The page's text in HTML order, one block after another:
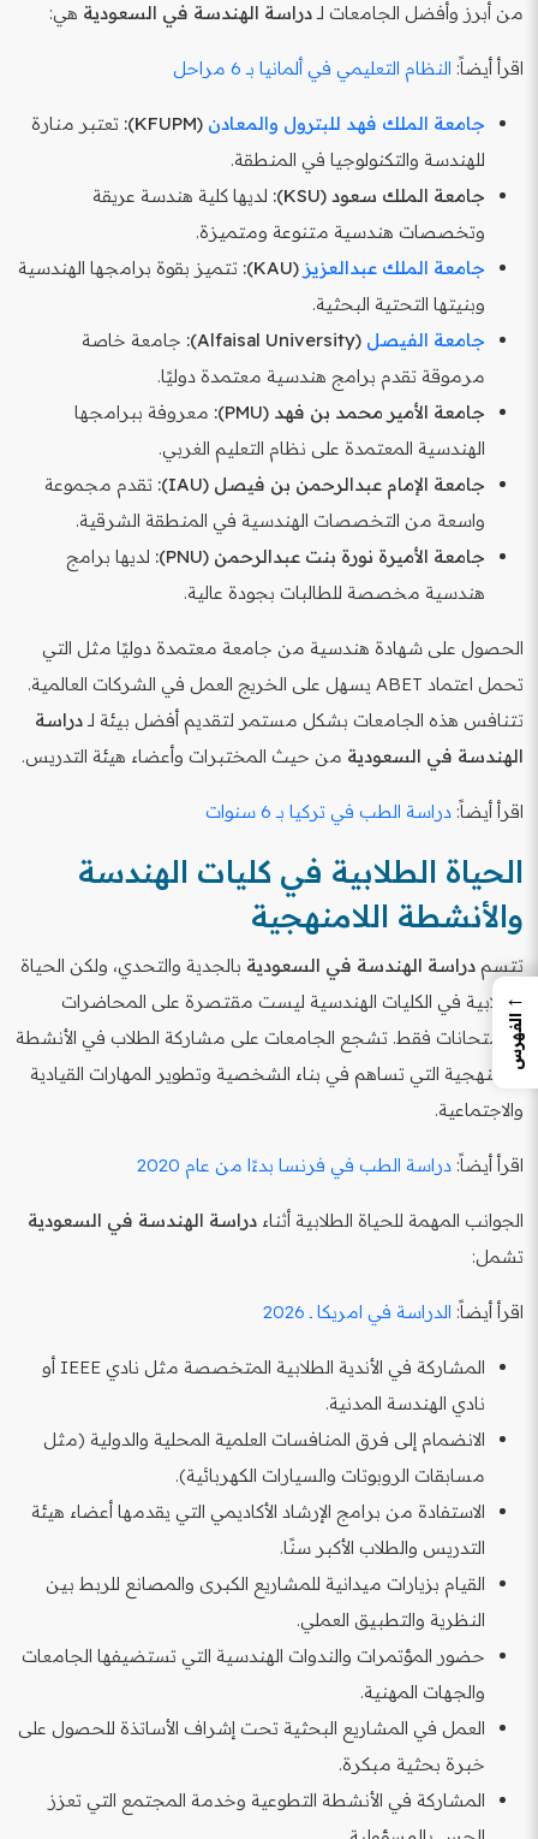
من أبرز وأفضل الجامعات لـدراسة الهندسة في السعودية هي:
اقرأ أيضاً: النظام التعليمي في ألمانيا بـ 6 مراحل
جامعة الملك فهد للبترول والمعادن (KFUPM):
تعتبر منارة
للهندسة والتكنولوجيا في المنطقة.
جامعة الملك سعود (KSU):
لديها كلية هندسة عريقة
وتخصصات هندسية متنوعة ومتميزة.
جامعة الملك عبدالعزيز (KAU):
تتميز بقوة برامجها الهندسية
وبنيتها التحتية البحثية.
جامعة الفيصل (Alfaisal University):
جامعة خاصة
مرموقة تقدم برامج هندسية معتمدة دوليًا.
جامعة الأمير محمد بن فهد (PMU):
معروفة ببرامجها
الهندسية المعتمدة على نظام التعليم الغربي.
جامعة الإمام عبدالرحمن بن فيصل (IAU):
تقدم مجموعة
واسعة من التخصصات الهندسية في المنطقة الشرقية.
جامعة الأميرة نورة بنت عبدالرحمن (PNU):
لديها برامج
هندسية مخصصة للطالبات بجودة عالية.
الحصول على شهادة هندسية من جامعة معتمدة دوليًا مثل التي
تحمل اعتماد ABET يسهل على الخريج العمل في الشركات العالمية.
تتنافس هذه الجامعات بشكل مستمر لتقديم أفضل بيئة لـدراسة
الهندسة في السعودية من حيث المختبرات وأعضاء هيئة التدريس.
اقرأ أيضاً: دراسة الطب في تركيا بـ 6 سنوات
الحياة الطلابية في كليات الهندسة
والأنشطة اللامنهجية
تتسم دراسة الهندسة في السعودية بالجدية والتحدي، ولكن الحياة
الطلابية في الكليات الهندسية ليست مقتصرة على المحاضرات
والامتحانات فقط. تشجع الجامعات على مشاركة الطلاب في الأنشطة
اللامنهجية التي تساهم في بناء الشخصية وتطوير المهارات القيادية
والاجتماعية.
اقرأ أيضاً: دراسة الطب في فرنسا بدءًا من عام 2020
الجوانب المهمة للحياة الطلابية أثناء دراسة الهندسة في السعودية
تشمل:
اقرأ أيضاً: الدراسة في امريكا ـ 2026
المشاركة في الأندية الطلابية المتخصصة مثل نادي IEEE أو
نادي الهندسة المدنية.
الانضمام إلى فرق المنافسات العلمية المحلية والدولية (مثل
مسابقات الروبوتات والسيارات الكهربائية).
الاستفادة من برامج الإرشاد الأكاديمي التي يقدمها أعضاء هيئة
التدريس والطلاب الأكبر سنًا.
القيام بزيارات ميدانية للمشاريع الكبرى والمصانع للربط بين
النظرية والتطبيق العملي.
حضور المؤتمرات والندوات الهندسية التي تستضيفها الجامعات
والجهات المهنية.
العمل في المشاريع البحثية تحت إشراف الأساتذة للحصول على
خبرة بحثية مبكرة.
المشاركة في الأنشطة التطوعية وخدمة المجتمع التي تعزز
←
الفهرس